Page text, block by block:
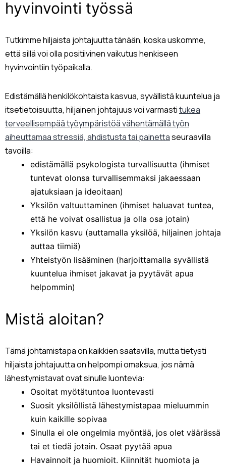
hyvinvointi työssä
Tutkimme hiljaista johtajuutta tänään, koska uskomme,
että sillä voi olla positiivinen vaikutus henkiseen
hyvinvointiin työpaikalla.
Edistämällä henkilökohtaista kasvua, syvällistä kuuntelua ja
itsetietoisuutta, hiljainen johtajuus voi varmastitukea
terveellisempää työympäristöä vähentämällä työn
aiheuttamaa stressiä, ahdistusta tai painettaseuraavilla
tavoilla:
edistämällä psykologista turvallisuutta (ihmiset
tuntevat olonsa turvallisemmaksi jakaessaan
ajatuksiaan ja ideoitaan)
Yksilön valtuuttaminen (ihmiset haluavat tuntea,
että he voivat osallistua ja olla osa jotain)
Yksilön kasvu (auttamalla yksilöä, hiljainen johtaja
auttaa tiimiä)
Yhteistyön lisääminen (harjoittamalla syvällistä
kuuntelua ihmiset jakavat ja pyytävät apua
helpommin)
Mistä aloitan?
Tämä johtamistapa on kaikkien saatavilla, mutta tietysti
hiljaista johtajuutta on helpompi omaksua, jos nämä
lähestymistavat ovat sinulle luontevia:
Osoitat myötätuntoa luontevasti
Suosit yksilöllistä lähestymistapaa mieluummin
kuin kaikille sopivaa
Sinulla ei ole ongelmia myöntää, jos olet väärässä
tai et tiedä jotain. Osaat pyytää apua
Havainnoit ja huomioit. Kiinnität huomiota ja